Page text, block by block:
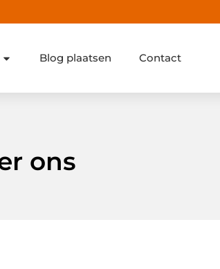
Blog plaatsen Contact
ons